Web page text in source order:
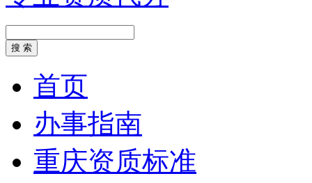
首页
办事指南
重庆资质标准